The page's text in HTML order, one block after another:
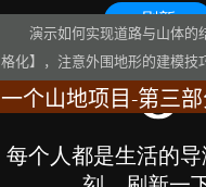
演示如何实现道路与山体的
格化】，注意外围地形的建模技
一个山地项目-第三部